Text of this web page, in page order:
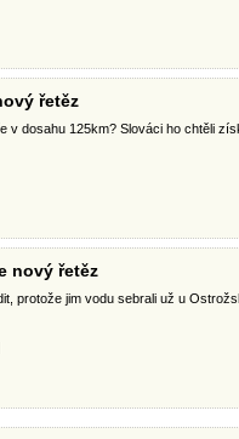
řetěz
v dosahu 125km? Slováci ho chtěli
nový řetěz
protože jim vodu sebrali už u